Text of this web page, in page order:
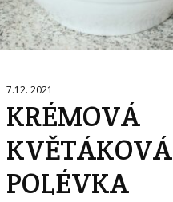
7.12. 2021
KRÉMOVÁ
KVĚTÁKOVÁ
POLÉVKA